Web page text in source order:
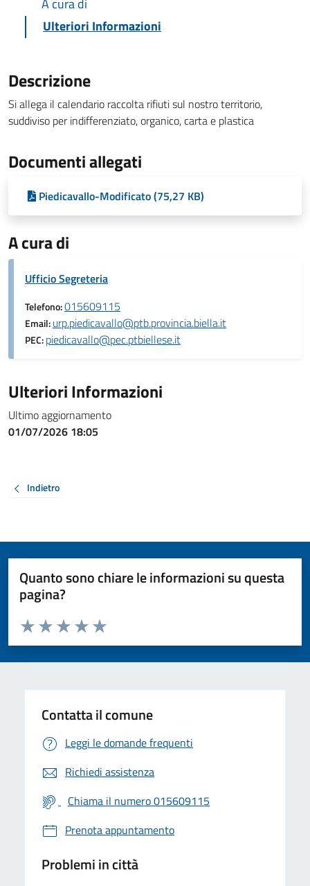
A cura di
Ulteriori Informazioni
Descrizione
Si allega il calendario raccolta rifiuti sul nostro territorio,
suddiviso per indifferenziato, organico, carta e plastica
Documenti allegati
Piedicavallo-Modificato (75,27 KB)
A cura di
Ufficio Segreteria
Telefono:015609115
Email:urp.piedicavallo@ptb.provincia.biella.it
PEC:piedicavallo@pec.ptbiellese.it
Ulteriori Informazioni
Ultimo aggiornamento
01/07/2026 18:05
Indietro
Quanto sono chiare le informazioni su questa
pagina?
Valuta da 1 a 5 stelle la pagina
Valuta 5 stelle su 5
Valuta 4 stelle su 5
Valuta 3 stelle su 5
Valuta 2 stelle su 5
Valuta 1 stelle su 5
Contatta il comune
Leggi le domande frequenti
Richiedi assistenza
Chiama il numero 015609115
Prenota appuntamento
Problemi in città